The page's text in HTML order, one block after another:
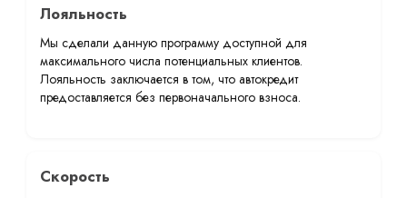
Лояльность
Мы сделали данную программу доступной для
максимального числа потенциальных клиентов.
Лояльность заключается в том, что автокредит
предоставляется без первоначального взноса.
Скорость